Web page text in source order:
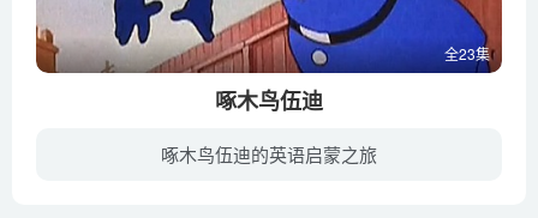
全23集
啄木鸟伍迪
啄木鸟伍迪的英语启蒙之旅